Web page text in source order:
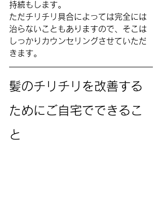
持続もします。
ただチリチリ具合によっては完全には
治らないこともありますので、そこは
しっかりカウンセリングさせていただ
きます。
髪のチリチリを改善する
ためにご自宅でできるこ
と